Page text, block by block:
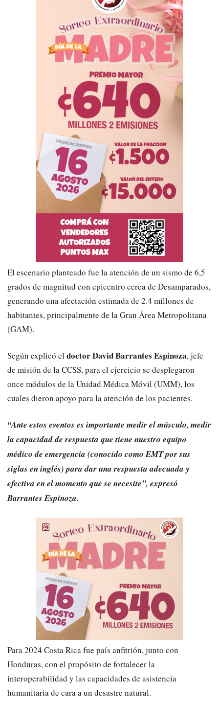
El escenario planteado fue la atención de un sismo de 6,5
grados de magnitud con epicentro cerca de Desamparados,
generando una afectación estimada de 2.4 millones de
habitantes, principalmente de la Gran Área Metropolitana
(GAM).
Según explicó el doctor David Barrantes Espinoza, jefe
de misión de la CCSS, para el ejercicio se desplegaron
once módulos de la Unidad Médica Móvil (UMM), los
cuales dieron apoyo para la atención de los pacientes.
“Ante estos eventos es importante medir el músculo, medir
la capacidad de respuesta que tiene nuestro equipo
médico de emergencia (conocido como EMT por sus
siglas en inglés) para dar una respuesta adecuada y
efectiva en el momento que se necesite”, expresó
Barrantes Espinoza.
Para 2024 Costa Rica fue país anfitrión, junto con
Honduras, con el propósito de fortalecer la
interoperabilidad y las capacidades de asistencia
humanitaria de cara a un desastre natural.